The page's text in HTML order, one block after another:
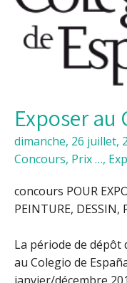
Exposer au
dimanche, 26 juillet,
Concours, Prix …,
concours POUR
PEINTURE, DESSIN,
La période de
au Colegio de